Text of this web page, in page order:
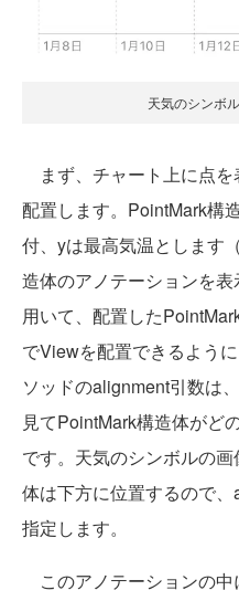
天気のシンボ
まず、チャート上に点を
配置します。PointMark構
付、yは最高気温とします
造体のアノテーションを
用いて、配置した
でViewを配置できるよう
ソッドのalignment引数は
見てPointMark構造体がど
です。天気のシンボルの
体は下方に位置するので
指定します。
このアノテーションの中